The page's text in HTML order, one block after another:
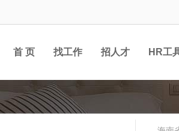
首 页 找工作 招人才 HR工